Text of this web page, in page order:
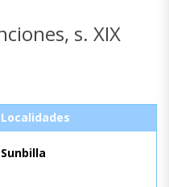
s. XIX
Localidades
Sunbilla